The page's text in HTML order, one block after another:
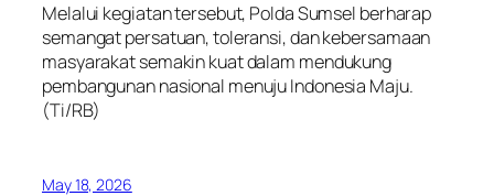
Melalui kegiatan tersebut, Polda Sumsel berharap
semangat persatuan, toleransi, dan kebersamaan
masyarakat semakin kuat dalam mendukung
pembangunan nasional menuju Indonesia Maju.
(Ti/RB)
May 18, 2026